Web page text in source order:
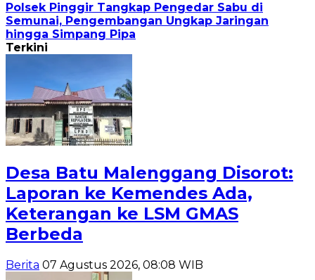
Polsek Pinggir Tangkap Pengedar Sabu di
Semunai, Pengembangan Ungkap Jaringan
hingga Simpang Pipa
Terkini
Desa Batu Malenggang Disorot:
Laporan ke Kemendes Ada,
Keterangan ke LSM GMAS
Berbeda
Berita 07 Agustus 2026, 08:08 WIB